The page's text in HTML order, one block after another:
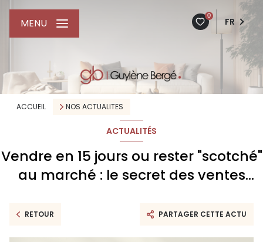
0
FR
MENU
ACCUEIL NOS ACTUALITES
ACTUALITÉS
Vendre en 15 jours ou rester "scotché"
au marché : le secret des ventes
RETOUR PARTAGER CETTE ACTU